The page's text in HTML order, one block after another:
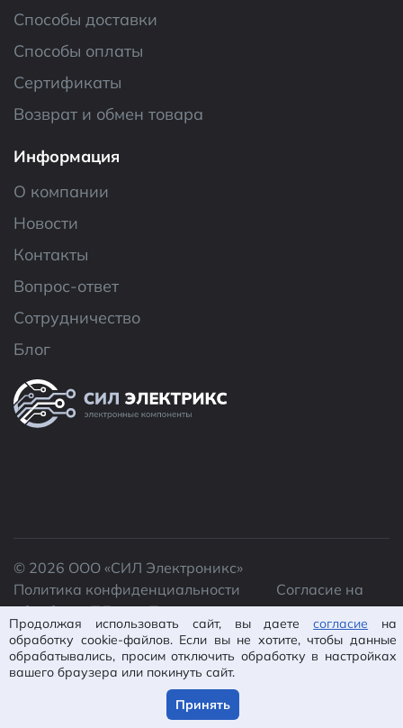
Способы доставки
Способы оплаты
Сертификаты
Возврат и обмен товара
Информация
О компании
Новости
Контакты
Вопрос-ответ
Сотрудничество
Блог
© 2026 ООО «CИЛ Электроникс»
Политика конфиденциальности
Согласие на
обработку ПД
Пользовательское
соглашение
Карта сайта
Разработано в IsWin
Продолжая использовать сайт, вы даетесогласие на
обработку cookie-файлов. Если вы не хотите, чтобы данные
обрабатывались, просим отключить обработку в настройках
вашего браузера или покинуть сайт.
Принять